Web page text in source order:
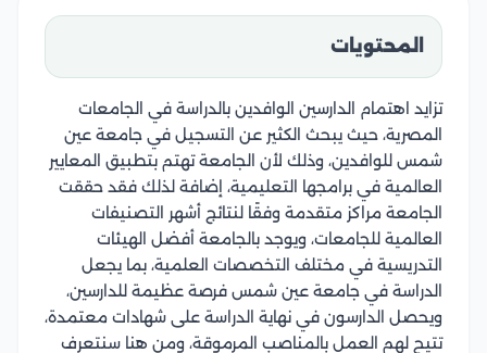
المحتويات
تزايد اهتمام الدارسين الوافدين بالدراسة في الجامعات
المصرية، حيث يبحث الكثير عن التسجيل في جامعة عين
شمس للوافدين، وذلك لأن الجامعة تهتم بتطبيق المعايير
العالمية في برامجها التعليمية، إضافة لذلك فقد حققت
الجامعة مراكز متقدمة وفقًا لنتائج أشهر التصنيفات
العالمية للجامعات، ويوجد بالجامعة أفضل الهيئات
التدريسية في مختلف التخصصات العلمية، بما يجعل
الدراسة في جامعة عين شمس فرصة عظيمة للدارسين،
ويحصل الدارسون في نهاية الدراسة على شهادات معتمدة،
تتيح لهم العمل بالمناصب المرموقة، ومن هنا سنتعرف